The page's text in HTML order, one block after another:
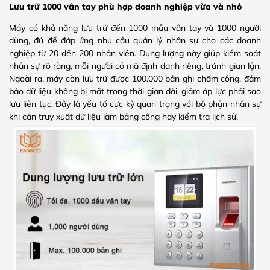
Lưu trữ 1000 vân tay phù hợp doanh nghiệp vừa và nhỏ
Máy có khả năng lưu trữ đến 1000 mẫu vân tay và 1000 người
dùng, đủ để đáp ứng nhu cầu quản lý nhân sự cho các doanh
nghiệp từ 20 đến 200 nhân viên. Dung lượng này giúp kiểm soát
nhân sự rõ ràng, mỗi người có mã định danh riêng, tránh gian lận.
Ngoài ra, máy còn lưu trữ được 100.000 bản ghi chấm công, đảm
bảo dữ liệu không bị mất trong thời gian dài, giảm áp lực phải sao
lưu liên tục. Đây là yếu tố cực kỳ quan trọng với bộ phận nhân sự
khi cần truy xuất dữ liệu làm bảng công hay kiểm tra lịch sử.